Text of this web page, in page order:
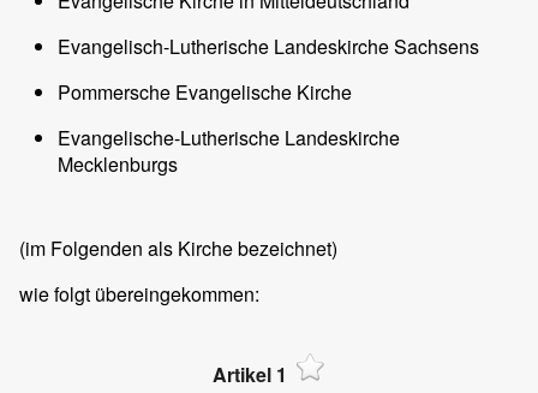
Evangelisch-Lutherische Landeskirche Sachsens
Pommersche Evangelische Kirche
Evangelische-Lutherische Landeskirche
Mecklenburgs
(im Folgenden als Kirche bezeichnet)
wie folgt übereingekommen:
Artikel 1